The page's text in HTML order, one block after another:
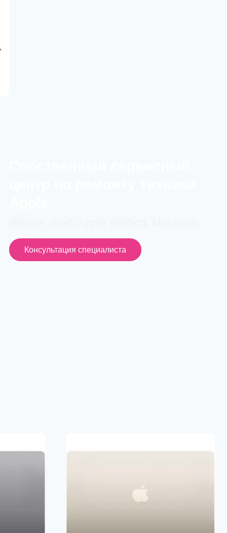
Консультация специалиста